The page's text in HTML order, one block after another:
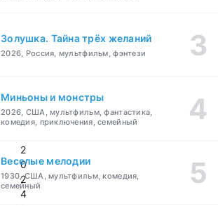
2
0
2
4
Золушка. Тайна трёх желаний
2026, Россия, мультфильм, фэнтези
Миньоны и монстры
2026, США, мультфильм, фантастика,
комедия, приключения, семейный
Веселые мелодии
1930, США, мультфильм, комедия,
семейный